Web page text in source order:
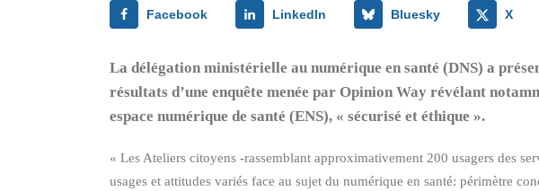
Facebook LinkedIn Bluesky X
La délégation ministérielle au numérique en santé (DNS) a
résultats d’une enquête menée par Opinion Way révélant
espace numérique de santé (ENS), « sécurisé et éthique ».
« Les Ateliers citoyens -rassemblant approximativement 200 usagers des
usages et attitudes variés face au sujet du numérique en santé: périmètre